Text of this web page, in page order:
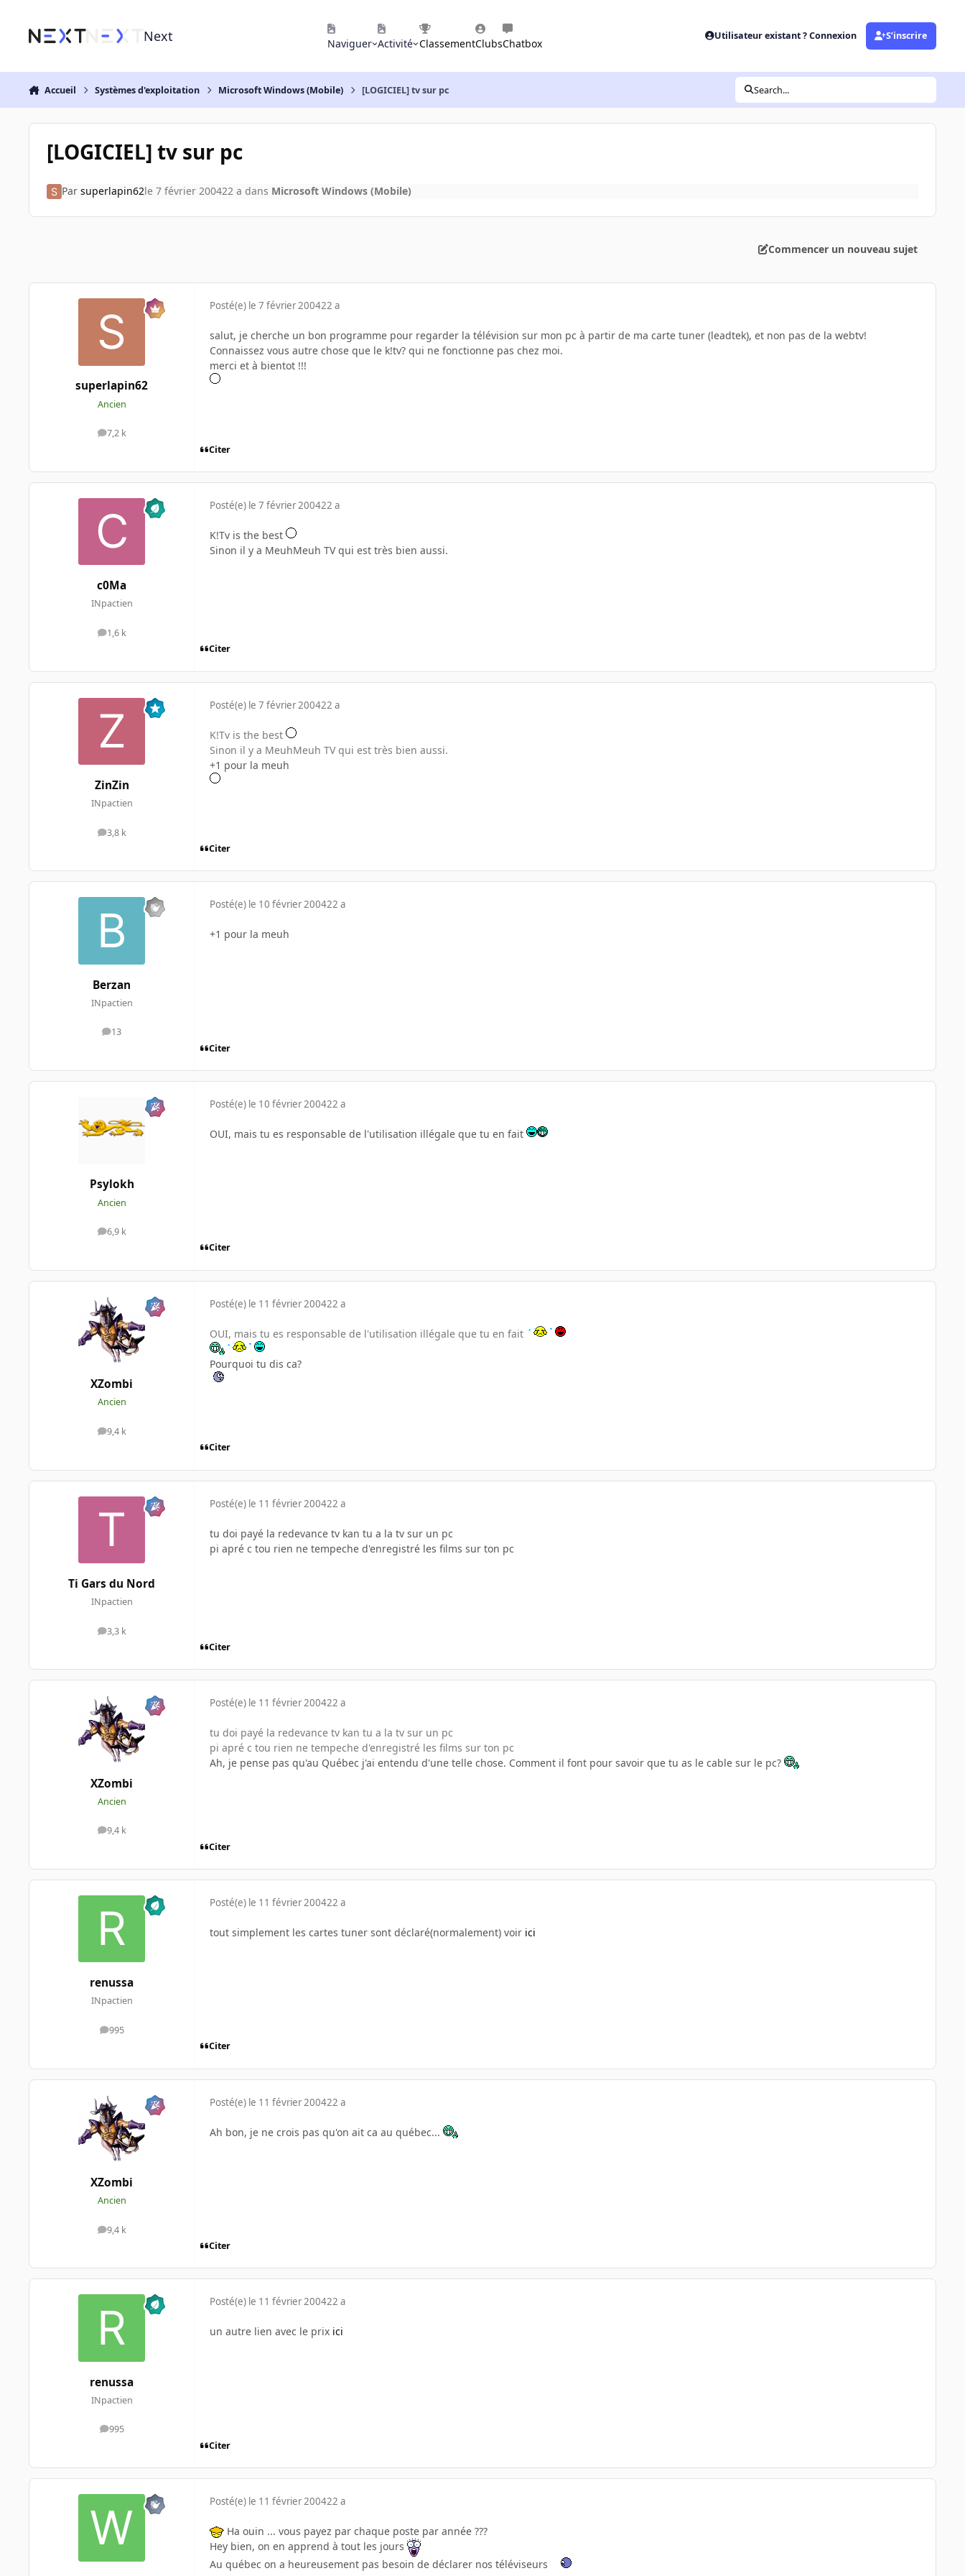
Next Naviguer Activité ClassementClubsChatbox
Utilisateur existant ? Connexion S’inscrire
Accueil Systèmes d'exploitation Microsoft Windows (Mobile) [LOGICIEL] tv sur pc Search...
[LOGICIEL] tv sur pc
Par superlapin62le 7 février 200422 a dans Microsoft Windows (Mobile)
Commencer un nouveau sujet
superlapin62
Ancien
7,2 k
messages
Posté(e) le 7 février 200422 a
salut, je cherche un bon programme pour regarder la télévision sur mon pc à partir de ma carte tuner (leadtek), et non pas de la webtv!
Connaissez vous autre chose que le k!tv? qui ne fonctionne pas chez moi.
merci et à bientot !!!
Citer
c0Ma
INpactien
1,6 k
messages
Posté(e) le 7 février 200422 a
K!Tv is the best
Sinon il y a MeuhMeuh TV qui est très bien aussi.
Citer
ZinZin
INpactien
3,8 k
messages
Posté(e) le 7 février 200422 a
K!Tv is the best
Sinon il y a MeuhMeuh TV qui est très bien aussi.
+1 pour la meuh
Citer
Berzan
INpactien
13
messages
Posté(e) le 10 février 200422 a
+1 pour la meuh
Citer
Psylokh
Ancien
6,9 k
messages
Posté(e) le 10 février 200422 a
OUI, mais tu es responsable de l'utilisation illégale que tu en fait
Citer
XZombi
Ancien
9,4 k
messages
Posté(e) le 11 février 200422 a
OUI, mais tu es responsable de l'utilisation illégale que tu en fait
Pourquoi tu dis ca?
Citer
Ti Gars du Nord
INpactien
3,3 k
messages
Posté(e) le 11 février 200422 a
tu doi payé la redevance tv kan tu a la tv sur un pc
pi apré c tou rien ne tempeche d'enregistré les films sur ton pc
Citer
XZombi
Ancien
9,4 k
messages
Posté(e) le 11 février 200422 a
tu doi payé la redevance tv kan tu a la tv sur un pc
pi apré c tou rien ne tempeche d'enregistré les films sur ton pc
Ah, je pense pas qu'au Québec j'ai entendu d'une telle chose. Comment il font pour savoir que tu as le cable sur le pc?
Citer
renussa
INpactien
995
messages
Posté(e) le 11 février 200422 a
tout simplement les cartes tuner sont déclaré(normalement) voir ici
Citer
XZombi
Ancien
9,4 k
messages
Posté(e) le 11 février 200422 a
Ah bon, je ne crois pas qu'on ait ca au québec...
Citer
renussa
INpactien
995
messages
Posté(e) le 11 février 200422 a
un autre lien avec le prix ici
Citer
Posté(e) le 11 février 200422 a
Ha ouin ... vous payez par chaque poste par année ???
Hey bien, on en apprend à tout les jours
Au québec on a heureusement pas besoin de déclarer nos téléviseurs